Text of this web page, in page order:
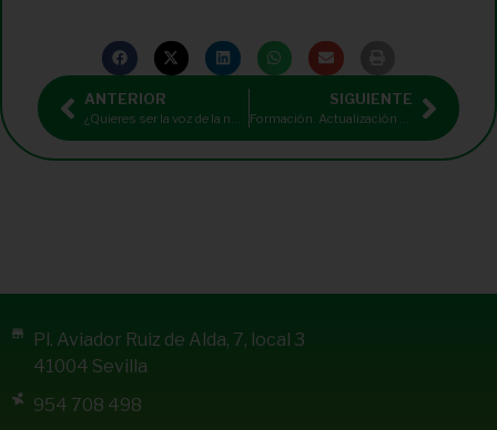
ANTERIOR
¿Quieres ser la voz de la nutrición en Andalucía? Participa en las campañas de CODINAN en redes sociales
SIGUIENTE
Formación. Actualización avanzada en el manejo dietético-nutricional de la disfagia hospitalaria
Pl. Aviador Ruiz de Alda, 7, local 3
41004 Sevilla
954 708 498